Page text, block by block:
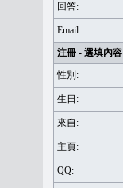
回答:
Email:
注冊 - 選填內容
性別:
生日:
來自:
主頁:
QQ: